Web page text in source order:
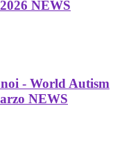
NEWS
- World Autism
NEWS